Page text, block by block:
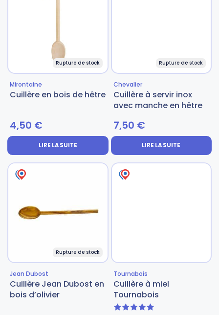
Tires-bouchons
Planches à découper
Rupture de stock
Mirontaine
Cuillère en bois de hêtre
4,50 €
LIRE LA SUITE
Rupture de stock
Chevalier
Cuillère à servir inox
avec manche en hêtre
7,50 €
LIRE LA SUITE
Rupture de stock
Jean Dubost
Cuillère Jean Dubost en
bois d’olivier
Tournabois
Cuillère à miel
Tournabois